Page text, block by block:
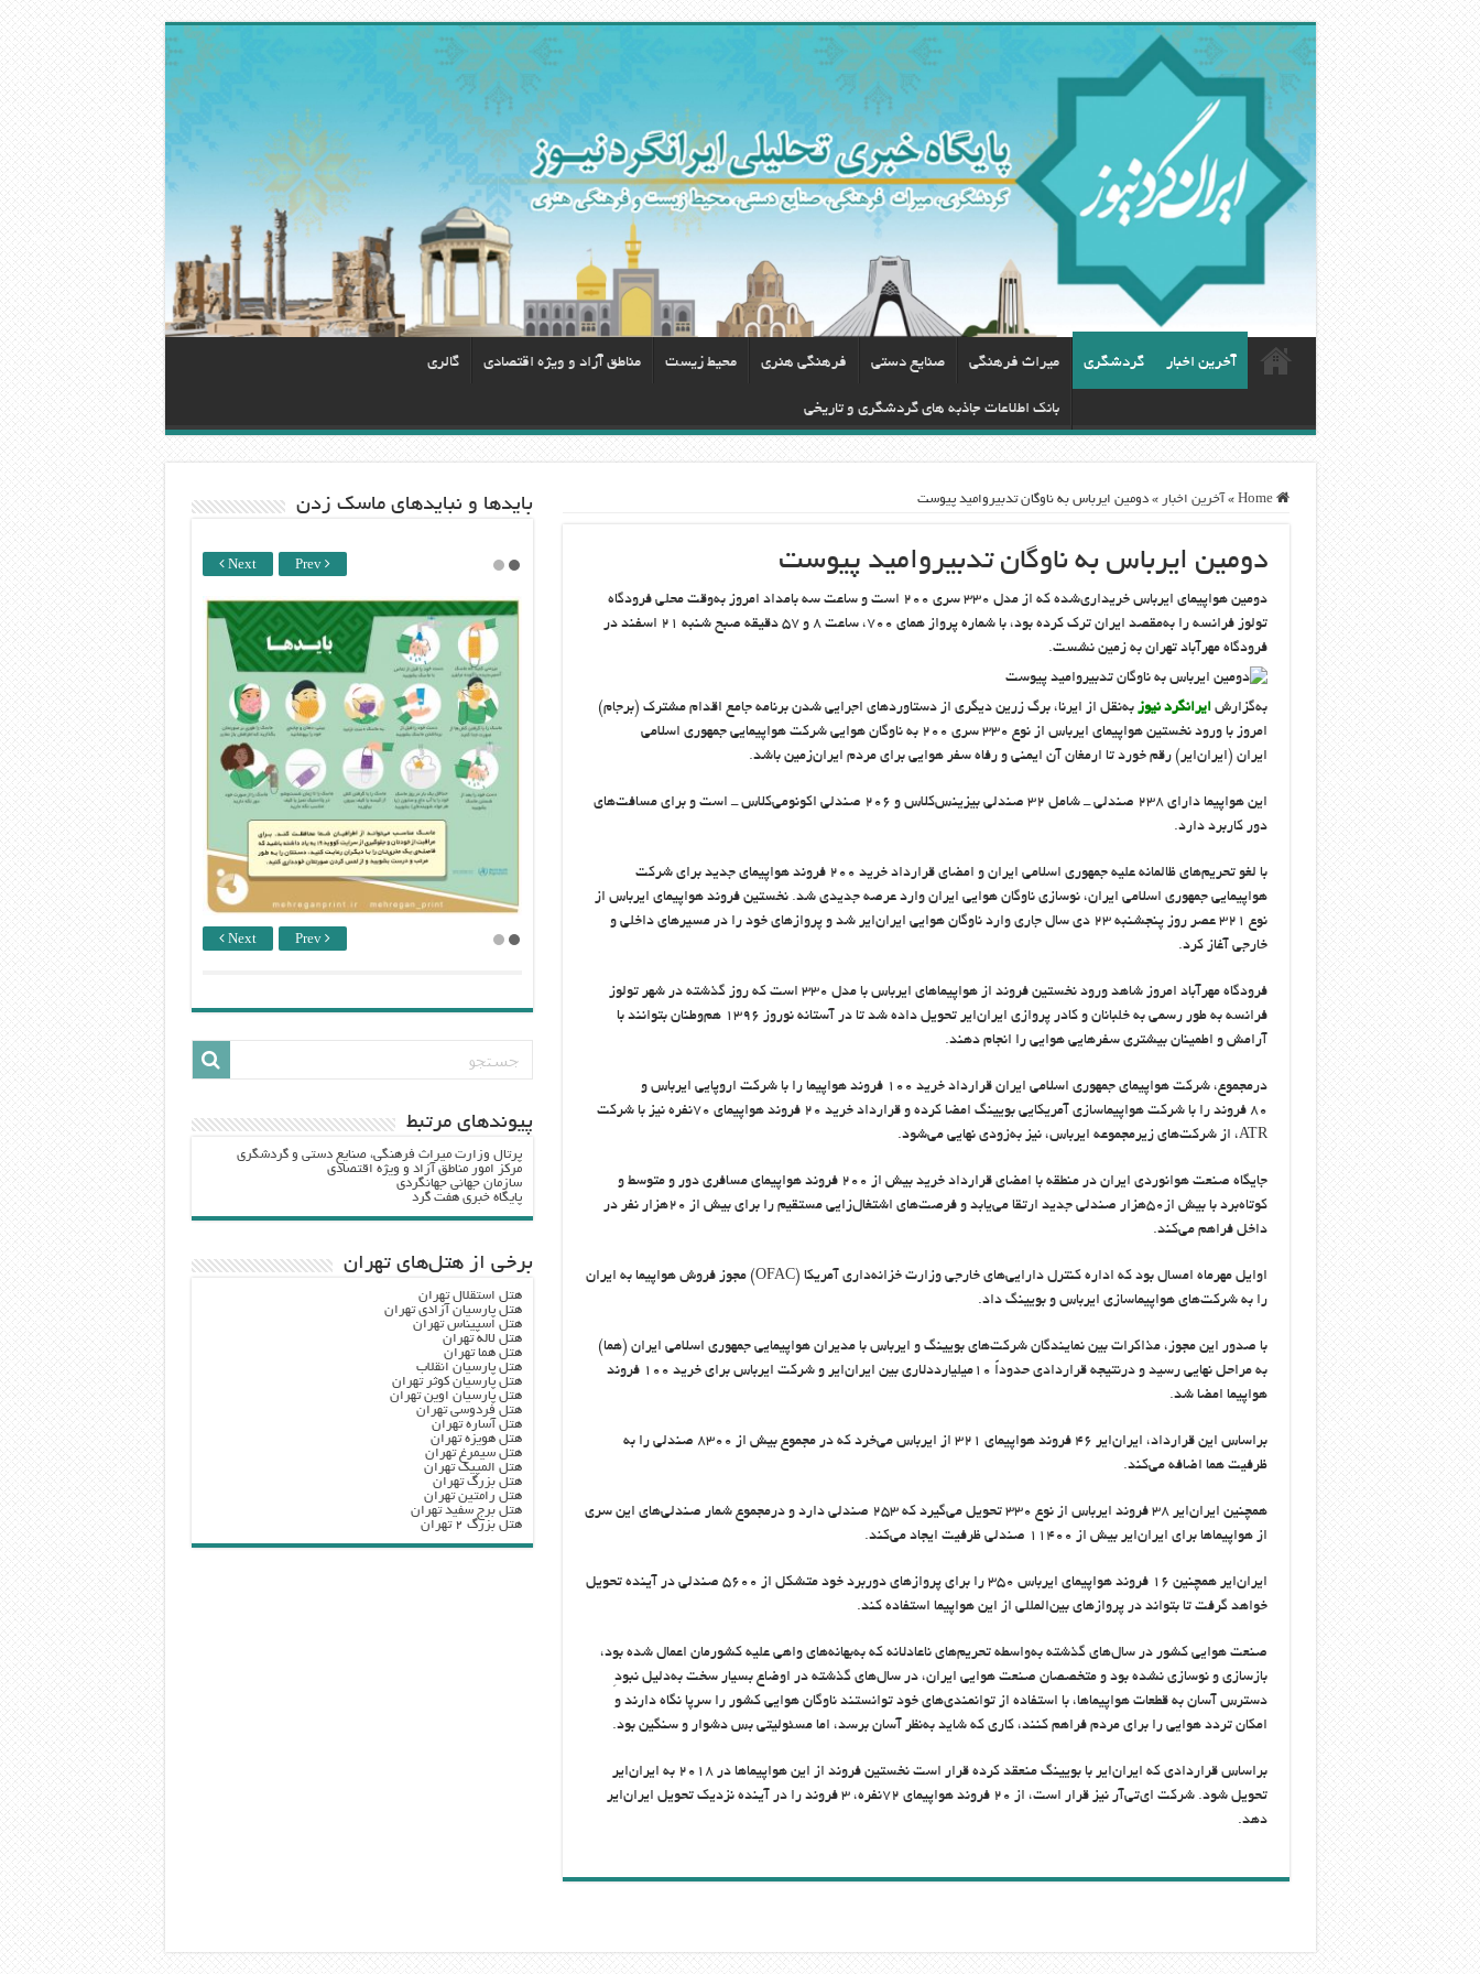
آخرین اخبار گردشگری ميراث فرهنگی صنایع دستی فرهنگی هنری محيط زيست مناطق آزاد و ویژه اقتصادی گالری
بانک اطلاعات جاذبه های گردشگری و تاریخی
Home
» آخرین اخبار » دومین ایرباس به ناوگان تدبیروامید پیوست
دومین ایرباس به ناوگان تدبیروامید پیوست
دومین هواپیمای ایرباس خریداری‌شده که از مدل ۳۳۰ سری ۲۰۰ است و ساعت سه بامداد امروز به‌وقت محلی فرودگاه
تولوز فرانسه را به‌مقصد ایران ترک کرده بود، با شماره پرواز همای ۷۰۰، ساعت ۸ و ۵۷ دقیقه صبح شنبه ۲۱ اسفند در
فرودگاه مهرآباد تهران به زمین نشست.
به‌گزارشایرانگرد نیوز به‌نقل از ایرنا، برگ زرین دیگری از دستاوردهای اجرایی شدن برنامه جامع اقدام مشترک (برجام)
امروز با ورود نخستین هواپیمای ایرباس از نوع ۳۳۰ سری ۲۰۰ به ناوگان هوایی شرکت هواپیمایی جمهوری اسلامی
ایران (ایران‌ایر) رقم خورد تا ارمغان آن ایمنی و رفاه سفر هوایی برای مردم ایران‌زمین باشد.
این هواپیما دارای ۲۳۸ صندلی ــ شامل ۳۲ صندلی بیزینس‌کلاس و ۲۰۶ صندلی اکونومی‌کلاس ــ است و برای مسافت‌های
دور کاربرد دارد.
با لغو تحریم‌های ظالمانه علیه جمهوری اسلامی ایران و امضای قرارداد خرید ۲۰۰ فروند هواپیمای جدید برای شرکت
هواپیمایی جمهوری اسلامی ایران، نوسازی ناوگان هوایی ایران وارد عرصه جدیدی شد. نخستین فروند هواپیمای ایرباس از
نوع ۳۲۱ عصر روز پنجشنبه ۲۳ دی سال جاری وارد ناوگان هوایی ایران‌ایر شد و پروازهای خود را در مسیرهای داخلی و
خارجی آغاز کرد.
فرودگاه مهرآباد امروز شاهد ورود نخستین فروند از هواپیماهای ایرباس با مدل ۳۳۰ است که روز گذشته در شهر تولوز
فرانسه به طور رسمی به خلبانان و کادر پروازی ایران‌ایر تحویل داده شد تا در آستانه نوروز ۱۳۹۶ هم‌وطنان بتوانند با
آرامش و اطمینان بیشتری سفرهایی هوایی را انجام دهند.
درمجموع، شرکت هواپیمای جمهوری اسلامی ایران قرارداد خرید ۱۰۰ فروند هواپیما را با شرکت اروپایی ایرباس و
۸۰ فروند را با شرکت هواپیماسازی آمریکایی بویینگ امضا کرده و قرارداد خرید ۲۰ فروند هواپیمای ۷۰نفره نیز با شرکت
ATR، از شرکت‌های زیرمجموعه ایرباس، نیز به‌زودی نهایی می‌شود.
جایگاه صنعت هوانوردی ایران در منطقه با امضای قرارداد خرید بیش از ۲۰۰ فروند هواپیمای مسافری دور و متوسط و
کوتاه‌برد با بیش از۵۰هزار صندلی جدید ارتقا می‌یابد و فرصت‌های اشتغال‌زایی مستقیم را برای بیش از ۲۰هزار نفر در
داخل فراهم می‌کند.
اوایل مهرماه امسال بود که اداره کنترل دارایی‌های خارجی وزارت خزانه‌داری آمریکا (OFAC) مجوز فروش هواپیما به ایران
را به شرکت‌های هواپیماسازی ایرباس و بویینگ داد.
با صدور این مجوز، مذاکرات بین نمایندگان شرکت‌های بویینگ و ایرباس با مدیران هواپیمایی جمهوری اسلامی ایران (هما)
به مراحل نهایی رسید و درنتیجه قراردادی حدوداً ۱۰میلیارددلاری بین ایران‌ایر و شرکت ایرباس برای خرید ۱۰۰ فروند
هواپیما امضا شد.
براساس این قرارداد، ایران‌ایر ۴۶ فروند هواپیمای ۳۲۱ از ایرباس می‌خرد که در مجموع بیش از ۸۳۰۰ صندلی را به
ظرفیت هما اضافه می‌کند.
همچنین ایران‌ایر ۳۸ فروند ایرباس از نوع ۳۳۰ تحویل می‌گیرد که ۲۵۳ صندلی دارد و درمجموع شمار صندلی‌های این سری
از هواپیماها برای ایران‌ایر بیش از ۱۱۴۰۰ صندلی ظرفیت ایجاد می‌کند.
ایران‌ایر همچنین ۱۶ فروند هواپیمای ایرباس ۳۵۰ را برای پروازهای دوربرد خود متشکل از ۵۶۰۰ صندلی در آینده تحویل
خواهد گرفت تا بتواند در پروازهای بین‌المللی از این هواپیما استفاده کند.
صنعت هوایی کشور در سال‌های گذشته به‌واسطه تحریم‌های ناعادلانه که به‌بهانه‌های واهی علیه کشورمان اعمال شده بود،
بازسازی و نوسازی نشده بود و متخصصان صنعت هوایی ایران، در سال‌های گذشته در اوضاع بسیار سخت به‌دلیل نبودِ
دسترس آسان به قطعات هواپیماها، با استفاده از توانمندی‌های خود توانستند ناوگان هوایی کشور را سرپا نگاه دارند و
امکان تردد هوایی را برای مردم فراهم کنند، کاری که شاید به‌نظر آسان برسد، اما مسئولیتی بس دشوار و سنگین بود.
براساس قراردادی که ایران‌ایر با بویینگ منعقد کرده قرار است نخستین فروند از این هواپیماها در ۲۰۱۸ به ایران‌ایر
تحویل شود. شرکت ای‌تی‌آر نیز قرار است، از ۲۰ فروند هواپیمای ۷۲نفره، ۳ فروند را در آینده نزدیک تحویل ایران‌ایر
دهد.
باید‌ها و نبایدهای ماسک زدن
Next Prev
Next Prev
پيوندهاي مرتبط
پرتال وزارت ميراث فرهنگي، صنایع دستی و گردشگري
مرکز امور مناطق آزاد و ویژه اقتصادی
سازمان جهانی جهانگردی
پایگاه خبری هفت گرد
برخی از هتل‌های تهران
هتل استقلال تهران
هتل پارسیان آزادی تهران
هتل اسپیناس تهران
هتل لاله تهران
هتل هما تهران
هتل پارسیان انقلاب
هتل پارسیان کوثر تهران
هتل پارسیان اوین تهران
هتل فردوسی تهران
هتل آساره تهران
هتل هویزه تهران
هتل سیمرغ تهران
هتل المپیک تهران
هتل بزرگ تهران
هتل رامتین تهران
هتل برج سفید تهران
هتل بزرگ ۲ تهران